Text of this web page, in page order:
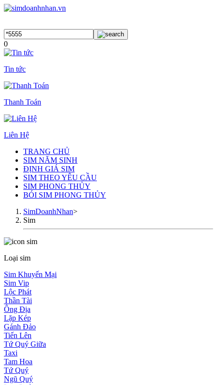
0
Tin tức
Thanh Toán
Liên Hệ
TRANG CHỦ
SIM NĂM SINH
ĐỊNH GIÁ SIM
SIM THEO YÊU CẦU
SIM PHONG THỦY
BÓI SIM PHONG THỦY
SimDoanhNhan>
Sim
Loại sim
Sim Khuyến Mại
Sim Vip
Lộc Phát
Thần Tài
Ông Địa
Lặp Kép
Gánh Đảo
Tiến Lên
Tứ Quý Giữa
Taxi
Tam Hoa
Tứ Quý
Ngũ Quý